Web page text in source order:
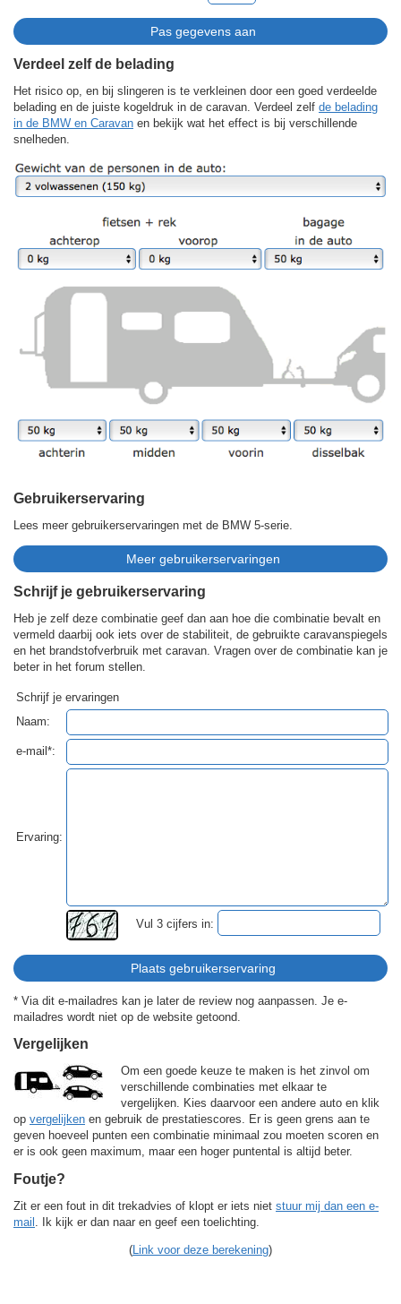
Verdeel zelf de belading
Het risico op, en bij slingeren is te verkleinen door een goed verdeelde
belading en de juiste kogeldruk in de caravan. Verdeel zelf de belading
in de BMW en Caravan en bekijk wat het effect is bij verschillende
snelheden.
Gebruikerservaring
Lees meer gebruikerservaringen met de BMW 5-serie.
Schrijf je gebruikerservaring
Heb je zelf deze combinatie geef dan aan hoe die combinatie bevalt en
vermeld daarbij ook iets over de stabiliteit, de gebruikte caravanspiegels
en het brandstofverbruik met caravan. Vragen over de combinatie kan je
beter in het forum stellen.
Schrijf je ervaringen
Naam:
e-mail*:
Ervaring:
Vul 3 cijfers in:
* Via dit e-mailadres kan je later de review nog aanpassen. Je e-
mailadres wordt niet op de website getoond.
Vergelijken
Om een goede keuze te maken is het zinvol om
verschillende combinaties met elkaar te
vergelijken. Kies daarvoor een andere auto en klik
op vergelijken en gebruik de prestatiescores. Er is geen grens aan te
geven hoeveel punten een combinatie minimaal zou moeten scoren en
er is ook geen maximum, maar een hoger puntental is altijd beter.
Foutje?
Zit er een fout in dit trekadvies of klopt er iets niet stuur mij dan een e-
mail
. Ik kijk er dan naar en geef een toelichting.
( Link voor deze berekening)